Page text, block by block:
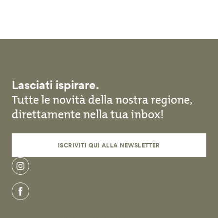
Lasciati ispirare.
Tutte le novità della nostra regione,
direttamente nella tua inbox!
ISCRIVITI QUI ALLA NEWSLETTER
instagram
facebook